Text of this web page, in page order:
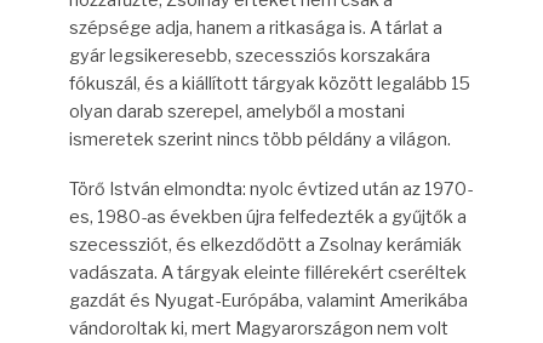
szépsége adja, hanem a ritkasága is. A tárlat a
gyár legsikeresebb, szecessziós korszakára
fókuszál, és a kiállított tárgyak között legalább 15
olyan darab szerepel, amelyből a mostani
ismeretek szerint nincs több példány a világon.
Törő István elmondta: nyolc évtized után az 1970-
es, 1980-as években újra felfedezték a gyűjtők a
szecessziót, és elkezdődött a Zsolnay kerámiák
vadászata. A tárgyak eleinte fillérekért cseréltek
gazdát és Nyugat-Európába, valamint Amerikába
vándoroltak ki, mert Magyarországon nem volt